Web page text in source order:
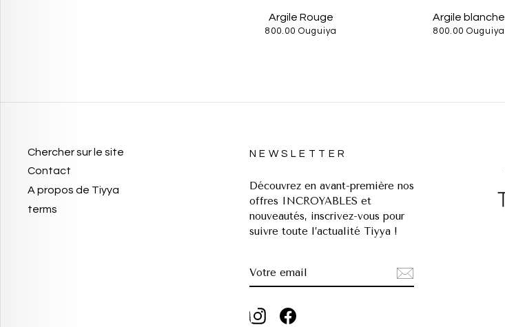
Argile Rouge
800.00 Ouguiya
Argile blanche
800.00 Ouguiya
Chercher sur le site
Contact
A propos de Tiyya
terms
NEWSLETTER
Découvrez en avant-première nos
offres INCROYABLES et
nouveautés, inscrivez-vous pour
suivre toute l’actualité Tiyya !
INSTAGRAM
FACEBOOK